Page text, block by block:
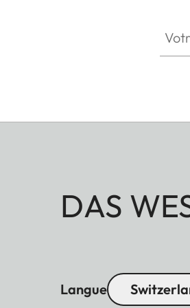
DAS
Langue